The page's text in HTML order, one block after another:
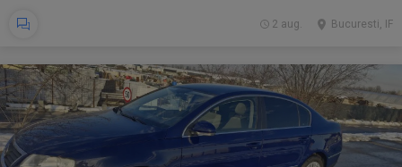
Bucuresti, IF
2 aug.